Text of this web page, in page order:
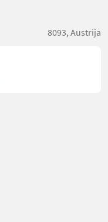
8093, Austrija